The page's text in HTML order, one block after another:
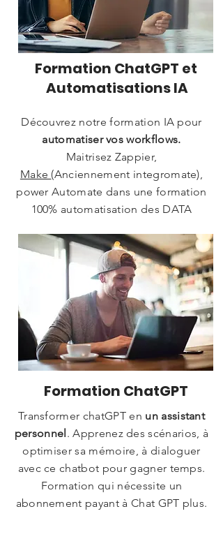
Formation ChatGPT et
Automatisations IA
Découvrez notre formation IA pour
automatiser vos workflows.
Maitrisez Zappier,
Make (Anciennement integromate),
power Automate dans une formation
100% automatisation des DATA
Formation ChatGPT
Transformer chatGPT en un assistant
personnel. Apprenez des scénarios, à
optimiser sa mémoire, à dialoguer
avec ce chatbot pour gagner temps.
Formation qui nécessite un
abonnement payant à Chat GPT plus.